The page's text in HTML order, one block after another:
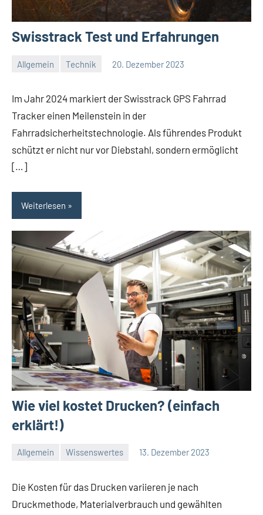
Swisstrack Test und Erfahrungen
Allgemein Technik 20. Dezember 2023
Redaktion
Keine
Im Jahr 2024 markiert der Swisstrack GPS Fahrrad
Tracker einen Meilenstein in der
Fahrradsicherheitstechnologie. Als führendes Produkt
schützt er nicht nur vor Diebstahl, sondern ermöglicht
[…]
Weiterlesen
Wie viel kostet Drucken? (einfach
erklärt!)
Allgemein Wissenswertes 13. Dezember 2023
Redaktion
Keine
Die Kosten für das Drucken variieren je nach
Druckmethode, Materialverbrauch und gewählten